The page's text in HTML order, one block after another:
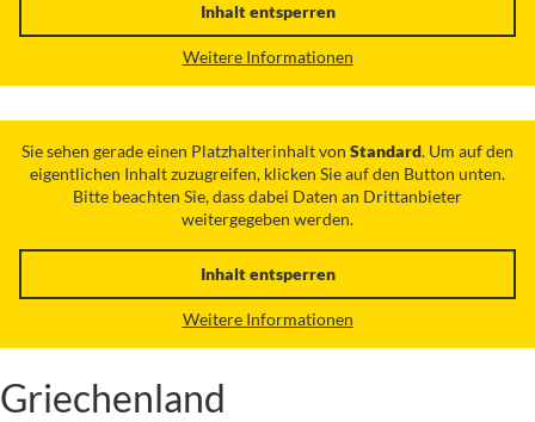
Inhalt entsperren
Weitere Informationen
Sie sehen gerade einen Platzhalterinhalt von Standard. Um auf den
eigentlichen Inhalt zuzugreifen, klicken Sie auf den Button unten.
Bitte beachten Sie, dass dabei Daten an Drittanbieter
weitergegeben werden.
Inhalt entsperren
Weitere Informationen
Griechenland